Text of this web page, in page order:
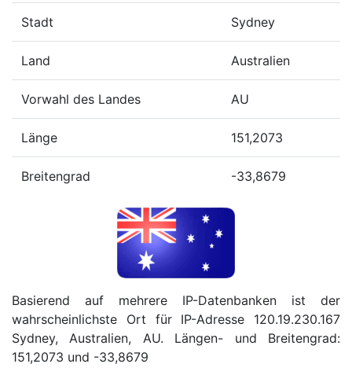
Stadt Sydney
Land Australien
Vorwahl des Landes AU
Länge 151,2073
Breitengrad -33,8679
Basierend auf mehrere IP-Datenbanken ist der
wahrscheinlichste Ort für IP-Adresse 120.19.230.167
Sydney, Australien, AU. Längen- und Breitengrad:
151,2073 und -33,8679